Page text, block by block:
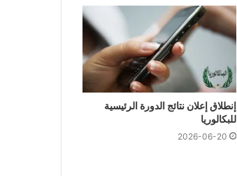
إنطلاق إعلان نتائج الدورة الرئيسية
للبكالوريا
2026-06-20